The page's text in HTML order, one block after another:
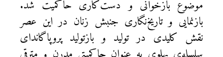
موضوع بازخوانی و دست‌کاری حاکمیت شد.
بازنمایی و تاریخ‌نگاری جنبش زنان در این عصر
نقش کلیدی در تولید و بازتولید پروپاگاندای